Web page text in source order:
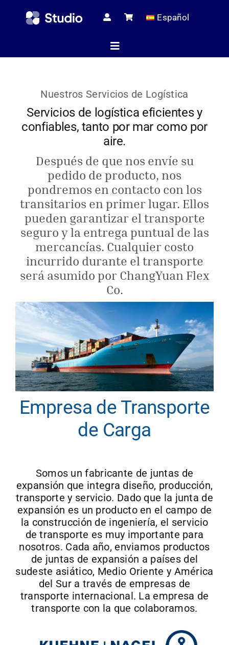
Español
Toggle
Artículos
Todos los
Obtener
Nuestros Servicios de Logística
Servicios de logística eficientes y
confiables, tanto por mar como por
aire.
Después de que nos envíe su
pedido de producto, nos
pondremos en contacto con los
transitarios en primer lugar. Ellos
pueden garantizar el transporte
seguro y la entrega puntual de las
mercancías. Cualquier costo
incurrido durante el transporte
será asumido por ChangYuan Flex
Co.
Empresa de Transporte
de Carga
Somos un fabricante de juntas de
expansión que integra diseño, producción,
transporte y servicio. Dado que la junta de
expansión es un producto en el campo de
la construcción de ingeniería, el servicio
de transporte es muy importante para
nosotros. Cada año, enviamos productos
de juntas de expansión a países del
sudeste asiático, Medio Oriente y América
del Sur a través de empresas de
transporte internacional. La empresa de
transporte con la que colaboramos.